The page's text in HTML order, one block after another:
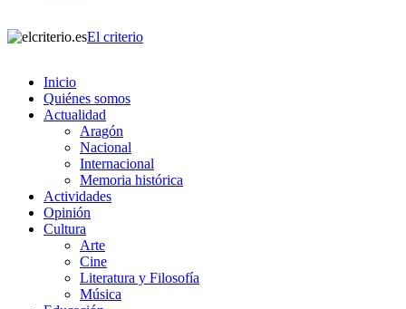
El criterio
Inicio
Quiénes somos
Actualidad
Aragón
Nacional
Internacional
Memoria histórica
Actividades
Opinión
Cultura
Arte
Cine
Literatura y Filosofía
Música